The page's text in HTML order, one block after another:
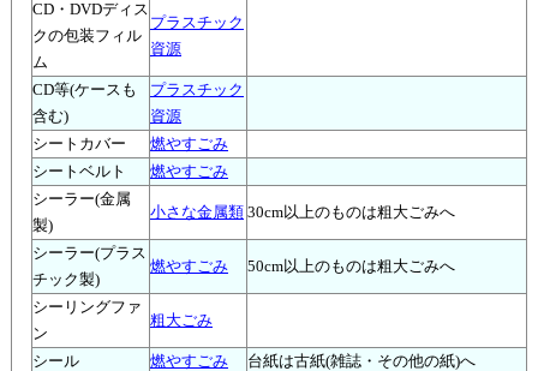
CD・DVDディス
クの包装フィル
ム
プラスチック
資源
CD等(ケースも
含む)
プラスチック
資源
シートカバー
燃やすごみ
シートベルト
燃やすごみ
シーラー(金属
製)
小さな金属類 30cm以上のものは粗大ごみへ
シーラー(プラス
チック製)
燃やすごみ 50cm以上のものは粗大ごみへ
シーリングファ
ン
粗大ごみ
シール 燃やすごみ 台紙は古紙(雑誌・その他の紙)へ